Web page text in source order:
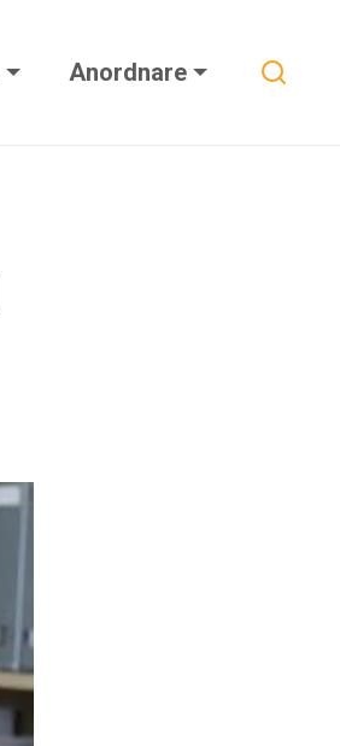
Anordnare